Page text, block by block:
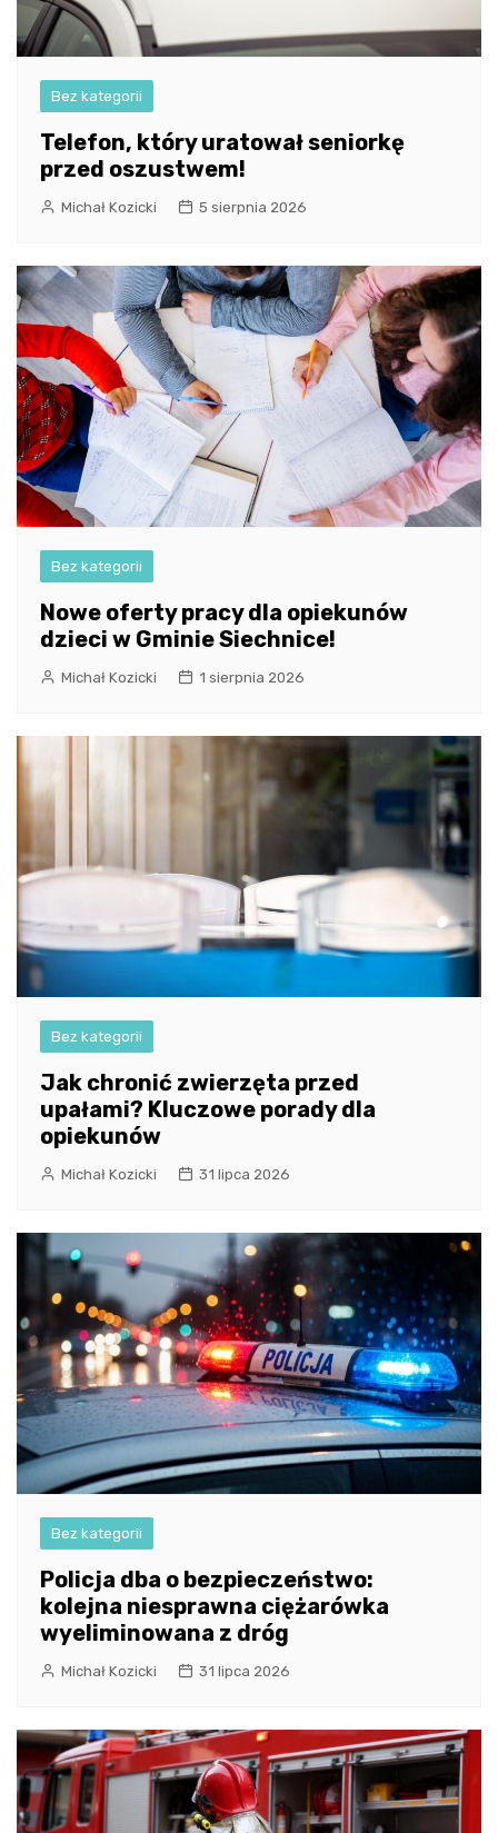
Bez kategorii
Telefon, który uratował seniorkę
przed oszustwem!
Michał Kozicki 5 sierpnia 2026
Bez kategorii
Nowe oferty pracy dla opiekunów
dzieci w Gminie Siechnice!
Michał Kozicki 1 sierpnia 2026
Bez kategorii
Jak chronić zwierzęta przed
upałami? Kluczowe porady dla
opiekunów
Michał Kozicki 31 lipca 2026
Bez kategorii
Policja dba o bezpieczeństwo:
kolejna niesprawna ciężarówka
wyeliminowana z dróg
Michał Kozicki 31 lipca 2026